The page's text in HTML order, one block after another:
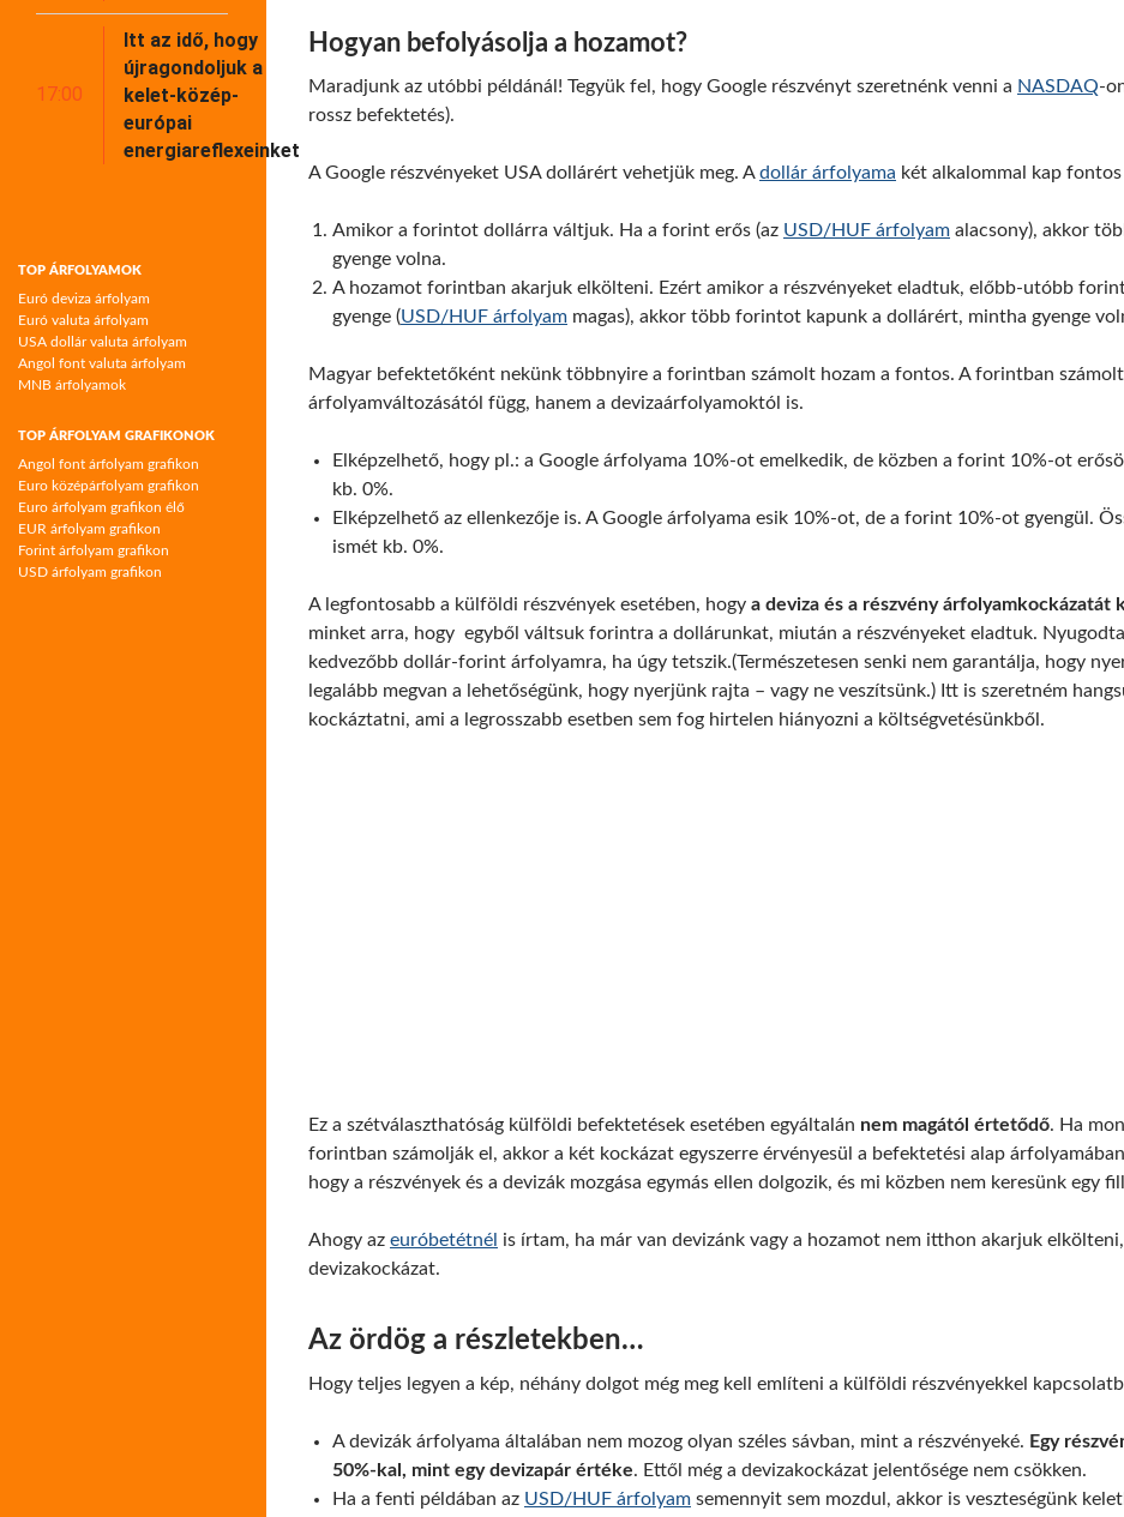
Hogyan befolyásolja a hozamot?
Maradjunk az utóbbi példánál! Tegyük fel, hogy Google részvényt szeretnénk venni a NASDAQ-
rossz befektetés).
A Google részvényeket USA dollárért vehetjük meg. Adollár árfolyama két alkalommal kap fontos
Amikor a forintot dollárra váltjuk. Ha a forint erős (az USD/HUF árfolyam alacsony), akkor
gyenge volna.
A hozamot forintban akarjuk elkölteni. Ezért amikor a részvényeket eladtuk, előbb-utóbb
gyenge (USD/HUF árfolyam magas), akkor több forintot kapunk a dollárért, mintha gyenge
Magyar befektetőként nekünk többnyire a forintban számolt hozam a fontos. A forintban számolt
árfolyamváltozásától függ, hanem a devizaárfolyamoktól is.
Elképzelhető, hogy pl.: a Google árfolyama 10%-ot emelkedik, de közben a forint 10%-ot
kb. 0%.
Elképzelhető az ellenkezője is. A Google árfolyama esik 10%-ot, de a forint 10%-ot gyengül.
ismét kb. 0%.
A legfontosabb a külföldi részvények esetében, hogy a deviza és a részvény árfolyamkockázatát
minket arra, hogy egyből váltsuk forintra a dollárunkat, miután a részvényeket eladtuk.
kedvezőbb dollár-forint árfolyamra, ha úgy tetszik.(Természetesen senki nem garantálja, hogy
legalább megvan a lehetőségünk, hogy nyerjünk rajta – vagy ne veszítsünk.) Itt is szeretném
kockáztatni, ami a legrosszabb esetben sem fog hirtelen hiányozni a költségvetésünkből.
Ez a szétválaszthatóság külföldi befektetések esetében egyáltalán nem magától értetődő. Ha
forintban számolják el, akkor a két kockázat egyszerre érvényesül a befektetési alap
hogy a részvények és a devizák mozgása egymás ellen dolgozik, és mi közben nem keresünk egy
Ahogy az euróbetétnél is írtam, ha már van devizánk vagy a hozamot nem itthon akarjuk
devizakockázat.
Az ördög a részletekben…
Hogy teljes legyen a kép, néhány dolgot még meg kell említeni a külföldi részvényekkel
A devizák árfolyama általában nem mozog olyan széles sávban, mint a részvényeké. Egy
50%-kal, mint egy devizapár értéke. Ettől még a devizakockázat jelentősége nem csökken.
Ha a fenti példában az USD/HUF árfolyam semennyit sem mozdul, akkor is veszteségünk
17:00
Itt az idő, hogy
újragondoljuk a
kelet-közép-
európai
energiareflexeinket
TOP ÁRFOLYAMOK
Euró deviza árfolyam
Euró valuta árfolyam
USA dollár valuta árfolyam
Angol font valuta árfolyam
MNB árfolyamok
TOP ÁRFOLYAM GRAFIKONOK
Angol font árfolyam grafikon
Euro középárfolyam grafikon
Euro árfolyam grafikon élő
EUR árfolyam grafikon
Forint árfolyam grafikon
USD árfolyam grafikon